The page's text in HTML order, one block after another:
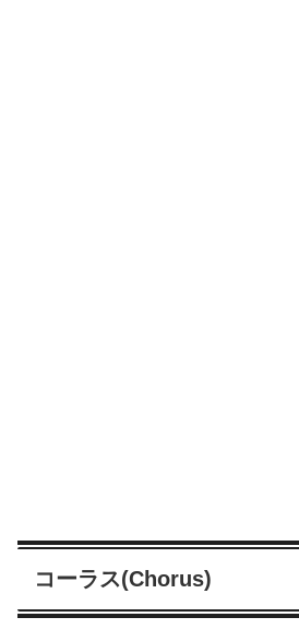
コーラス(Chorus)